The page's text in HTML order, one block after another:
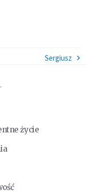
Sergiusz
życie